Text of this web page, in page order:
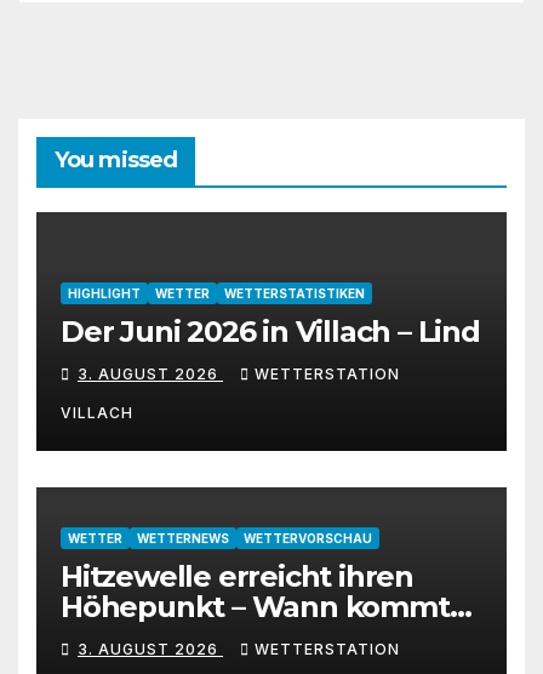
You missed
HIGHLIGHT WETTER WETTERSTATISTIKEN
Der Juni 2026 in Villach – Lind
3. AUGUST 2026 WETTERSTATION
VILLACH
WETTER WETTERNEWS WETTERVORSCHAU
Hitzewelle erreicht ihren
Höhepunkt – Wann kommt
die Abkühlung?
3. AUGUST 2026 WETTERSTATION